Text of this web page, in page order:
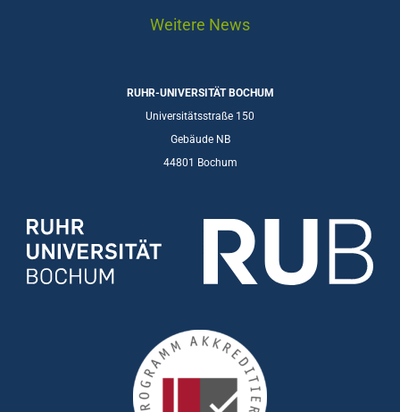
Weitere News
RUHR-UNIVERSITÄT BOCHUM
Universitätsstraße 150
Gebäude NB
44801 Bochum